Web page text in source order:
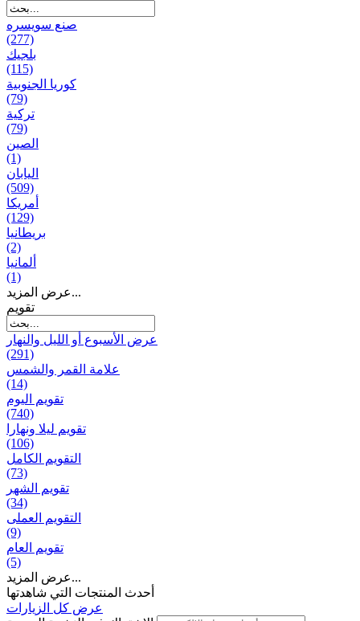
صنع سویسره
(277)
بلجيك
(115)
كوريا الجنوبية
(79)
تركية
(79)
الصين
(1)
اليابان
(509)
أمريكا
(129)
بریطانیا
(2)
ألمانيا
(1)
عرض المزيد...
تقويم
عرض الأسبوع أو الليل والنهار
(291)
علامة القمر والشمس
(14)
تقویم الیوم
(740)
تقويم ليلا ونهارا
(106)
التقويم الكامل
(73)
تقويم الشهر
(34)
التقويم العملی
(9)
تقويم العام
(5)
عرض المزيد...
أحدث المنتجات التي شاهدتها
عرض كل الزيارات